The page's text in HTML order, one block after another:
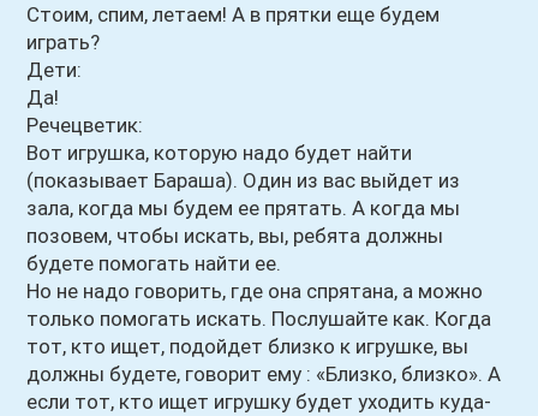
Стоим, спим, летаем! А в прятки еще будем
играть?
Дети:
Да!
Речецветик:
Вот игрушка, которую надо будет найти
(показывает Бараша). Один из вас выйдет из
зала, когда мы будем ее прятать. А когда мы
позовем, чтобы искать, вы, ребята должны
будете помогать найти ее.
Но не надо говорить, где она спрятана, а можно
только помогать искать. Послушайте как. Когда
тот, кто ищет, подойдет близко к игрушке, вы
должны будете, говорит ему : «Близко, близко». А
если тот, кто ищет игрушку будет уходить куда-